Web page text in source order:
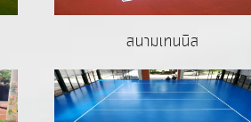
สนามเทนนิส